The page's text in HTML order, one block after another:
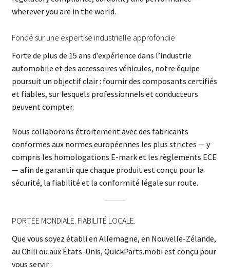
wherever you are in the world.
Fondé sur une expertise industrielle approfondie
Forte de plus de 15 ans d’expérience dans l’industrie
automobile et des accessoires véhicules, notre équipe
poursuit un objectif clair : fournir des composants certifiés
et fiables, sur lesquels professionnels et conducteurs
peuvent compter.
Nous collaborons étroitement avec des fabricants
conformes aux normes européennes les plus strictes — y
compris les homologations E-mark et les règlements ECE
— afin de garantir que chaque produit est conçu pour la
sécurité, la fiabilité et la conformité légale sur route.
PORTÉE MONDIALE. FIABILITÉ LOCALE.
Que vous soyez établi en Allemagne, en Nouvelle-Zélande,
au Chili ou aux États-Unis, QuickParts.mobi est conçu pour
vous servir :